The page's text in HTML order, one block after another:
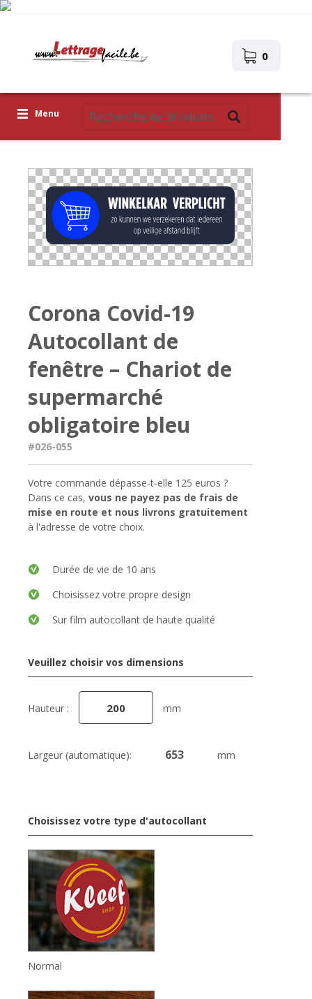
0
Menu
Pictogrammes
Images autocollantes
Téléchargez votre propre conception
Corona Covid-19
Corona Covid-19
Autocollant de
fenêtre – Chariot de
supermarché
obligatoire bleu
#026-055
Votre commande dépasse-t-elle 125 euros ?
Dans ce cas,vous ne payez pas de frais de
mise en route et nous livrons gratuitement
à l'adresse de votre choix.
Durée de vie de 10 ans
Choisissez votre propre design
Sur film autocollant de haute qualité
Veuillez choisir vos dimensions
Hauteur : mm
Largeur (automatique): mm
Choisissez votre type d'autocollant
Normal